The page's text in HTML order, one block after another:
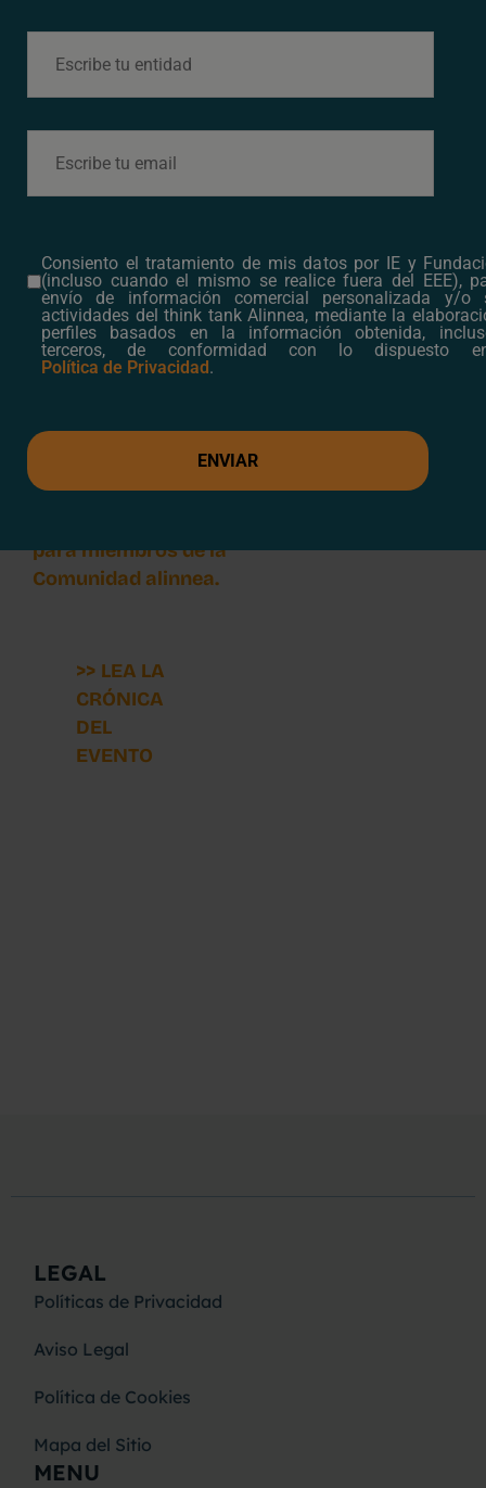
permitirá
prioridades y seguir
construyendo
conjuntamente la
Fecha: 18 de juniode
2026
Hora:09.00 – 11.00 h.
28046 Madrid
para miembros de la
Comunidad alinnea.
>> LEA LA
CRÓNICA
DEL
EVENTO
LEGAL
Políticas de Privacidad
Aviso Legal
Política de Cookies
Mapa del Sitio
MENU
Consiento el tratamiento de mis datos por IE y
(incluso cuando el mismo se realice fuera del EEE),
envío de información comercial personalizada y/o
actividades del think tank Alinnea, mediante la
perfiles basados en la información obtenida,
terceros, de conformidad con lo dispuesto
Política de Privacidad.
ENVIAR